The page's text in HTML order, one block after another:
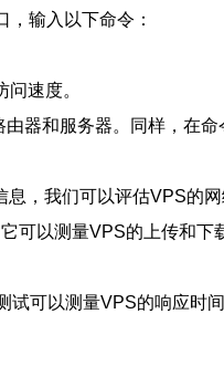
输入以下命令：
速度。
器和服务器。同样，在命
，我们可以评估VPS的网
以测量VPS的上传和下
可以测量VPS的响应时